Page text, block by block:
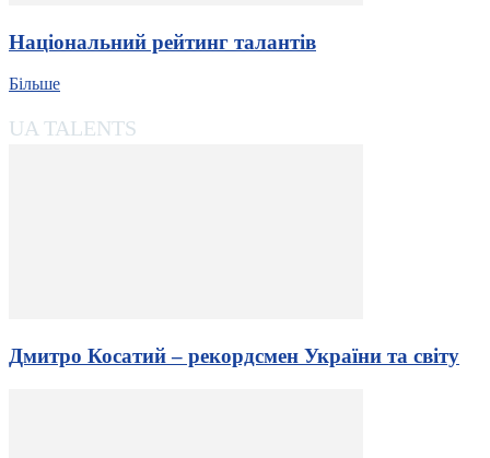
Національний рейтинг талантів
Більше
UA TALENTS
Дмитро Косатий – рекордсмен України та світу